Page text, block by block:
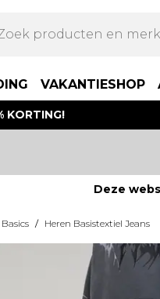
VAKANTIESHOP
KORTING!
Deze
/ Heren Basistextiel Jeans